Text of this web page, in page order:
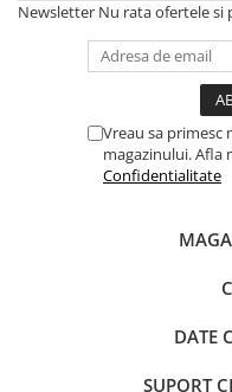
Literatura Romana
Literatura Universala
Carte Prescolara, Joc
Carti cartonate
Newsletter Nu rata ofertele
Vreau sa
magazinului. Afla
Confidentialitate
DATE
SUPORT